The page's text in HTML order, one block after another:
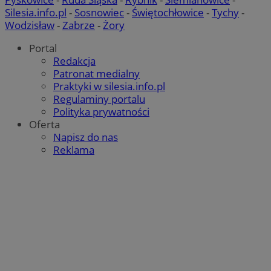
Silesia.info.pl - Sosnowiec- Świętochłowice -Tychy-
Wodzisław- Zabrze - Żory
Portal
Redakcja
Patronat medialny
Praktyki w silesia.info.pl
Regulaminy portalu
Polityka prywatności
Oferta
Napisz do nas
Reklama
MvSessID laziska.com.pl